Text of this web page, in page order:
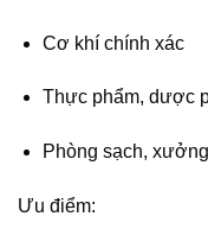
Cơ khí chính xác
Thực phẩm, dược
Phòng sạch,
Ưu điểm: